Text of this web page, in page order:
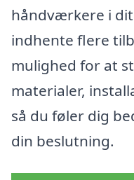
håndværkere i
indhente flere
mulighed for at
materialer,
så du føler dig
din beslutning.